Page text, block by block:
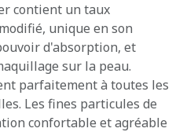
contient un taux
unique en son
d'absorption, et
sur la peau.
parfaitement à toutes les
Les fines particules de
confortable et agréable